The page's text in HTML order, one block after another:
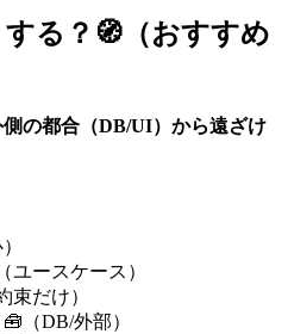
る？🧭（おすすめ
側の都合（DB/UI）から遠ざけ
ユースケース）
束だけ）
🧰（DB/外部）